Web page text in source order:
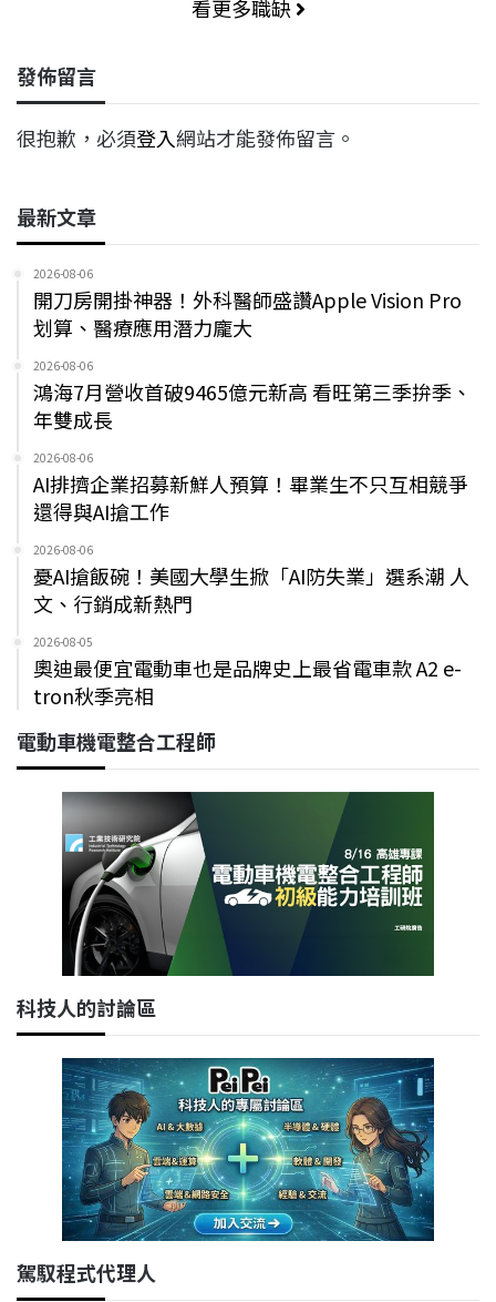
看更多職缺
發佈留言
很抱歉，必須登入網站才能發佈留言。
最新文章
2026-08-06
開刀房開掛神器！外科醫師盛讚Apple Vision Pro
划算、醫療應用潛力龐大
2026-08-06
鴻海7月營收首破9465億元新高 看旺第三季拚季、
年雙成長
2026-08-06
AI排擠企業招募新鮮人預算！畢業生不只互相競爭
還得與AI搶工作
2026-08-06
憂AI搶飯碗！美國大學生掀「AI防失業」選系潮 人
文、行銷成新熱門
2026-08-05
奧迪最便宜電動車也是品牌史上最省電車款 A2 e-
tron秋季亮相
電動車機電整合工程師
科技人的討論區
駕馭程式代理人